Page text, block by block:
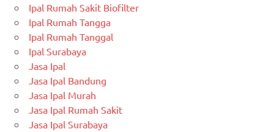
Ipal Rumah Sakit Biofilter
Ipal Rumah Tangga
Ipal Rumah Tanggal
Ipal Surabaya
Jasa Ipal
Jasa Ipal Bandung
Jasa Ipal Murah
Jasa Ipal Rumah Sakit
Jasa Ipal Surabaya